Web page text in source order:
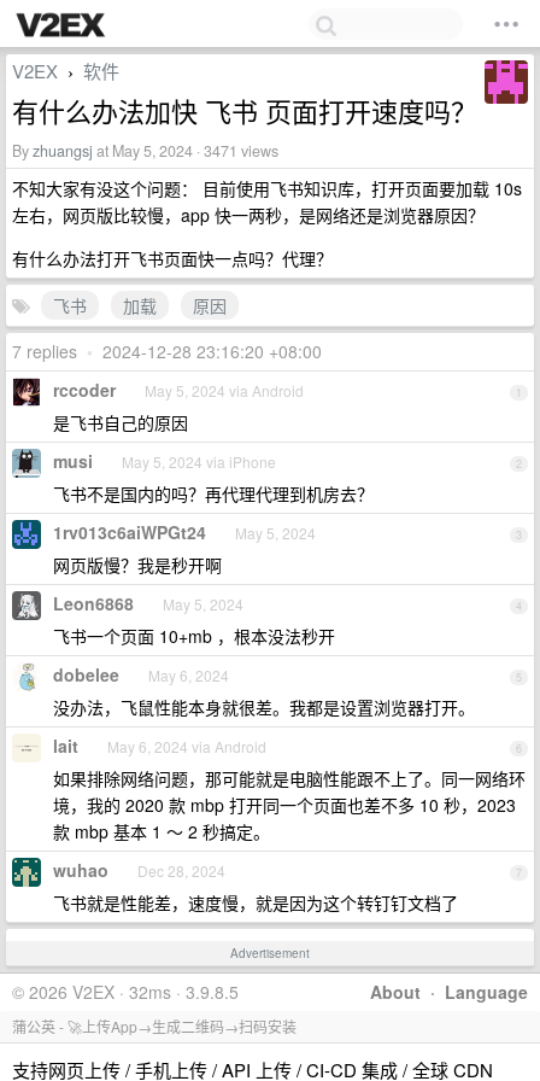
V2EX › 软件
有什么办法加快 飞书 页面打开速度吗？
Byzhuangsj at May 5, 2024 · 3471 views
不知大家有没这个问题： 目前使用飞书知识库，打开页面要加载 10s
左右，网页版比较慢，app 快一两秒，是网络还是浏览器原因？
有什么办法打开飞书页面快一点吗？代理？
飞书
加载
原因
7 replies • 2024-12-28 23:16:20 +08:00
1
rccoder May 5, 2024 via Android
是飞书自己的原因
2
musi May 5, 2024 via iPhone
飞书不是国内的吗？再代理代理到机房去？
3
1rv013c6aiWPGt24 May 5, 2024
网页版慢？我是秒开啊
4
Leon6868 May 5, 2024
飞书一个页面 10+mb ，根本没法秒开
5
dobelee May 6, 2024
没办法，飞鼠性能本身就很差。我都是设置浏览器打开。
6
lait May 6, 2024 via Android
如果排除网络问题，那可能就是电脑性能跟不上了。同一网络环
境，我的 2020 款 mbp 打开同一个页面也差不多 10 秒，2023
款 mbp 基本 1 ～ 2 秒搞定。
7
wuhao Dec 28, 2024
飞书就是性能差，速度慢，就是因为这个转钉钉文档了
Advertisement
About · Language
© 2026 V2EX · 32ms · 3.9.8.5
蒲公英 - 🚀上传App→生成二维码→扫码安装
支持网页上传 / 手机上传 / API 上传 / CI-CD 集成 / 全球 CDN